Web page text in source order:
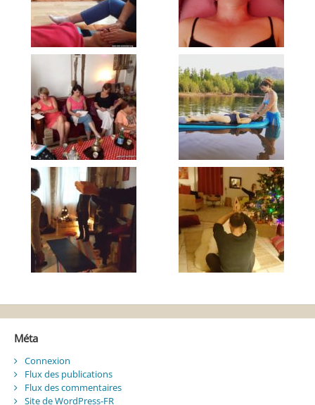
Méta
Connexion
Flux des publications
Flux des commentaires
Site de WordPress-FR